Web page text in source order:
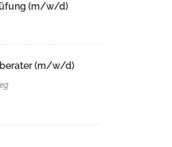
(m/w/d)
(m/w/d)